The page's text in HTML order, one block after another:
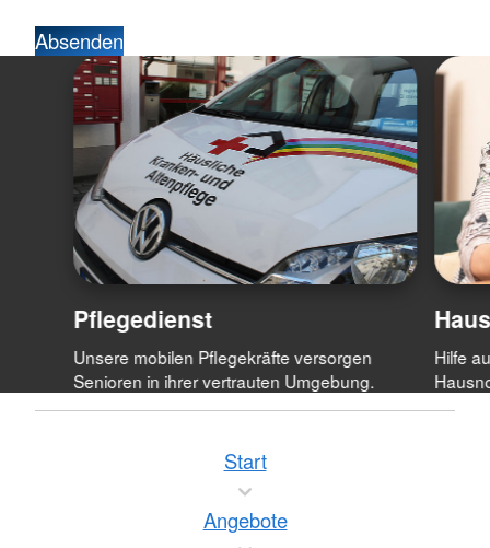
Absenden
Pflegedienst
Unsere mobilen Pflegekräfte versorgen
Senioren in ihrer vertrauten Umgebung.
Hilfe
Start
Angebote